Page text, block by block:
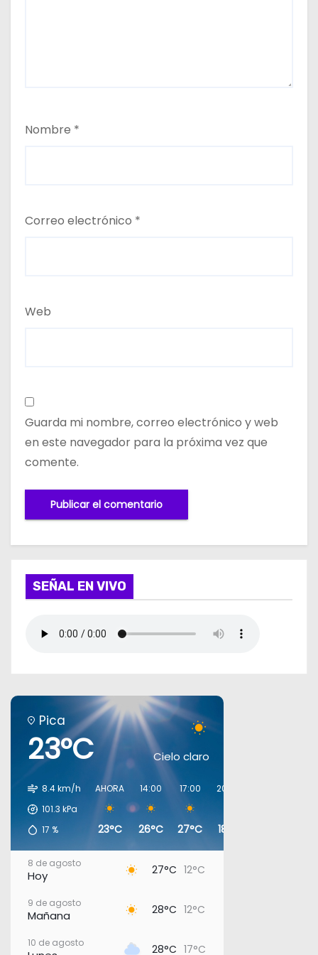
Nombre *
Correo electrónico *
Web
Guarda mi nombre, correo electrónico y web
en este navegador para la próxima vez que
comente.
SEÑAL EN VIVO
Pica
23°C Cielo claro
8.4 km/h
101.3 kPa
17 %
AHORA
23°C
14:00
26°C
17:00
27°C
20:00
18°C
8 de agosto
Hoy 27°C 12°C
9 de agosto
Mañana 28°C 12°C
10 de agosto 28°C 17°C